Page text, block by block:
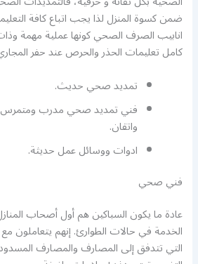
ضمن كسوة المنزل لذا يجب اتباع كافة
انابيب الصرف الصحي كونها عملية مهمة
كامل تعليمات الحذر والحرص عند حفر
تمديد صحي حديث.
فني تمديد صحي مدرب ومتمرس
واتقان.
ادوات ووسائل عمل حديثة.
فني صحي
عادة ما يكون السباكين هم أول أصحاب
الخدمة في حالات الطوارئ. إنهم
التي تتدفق إلى المصارف والمصارف